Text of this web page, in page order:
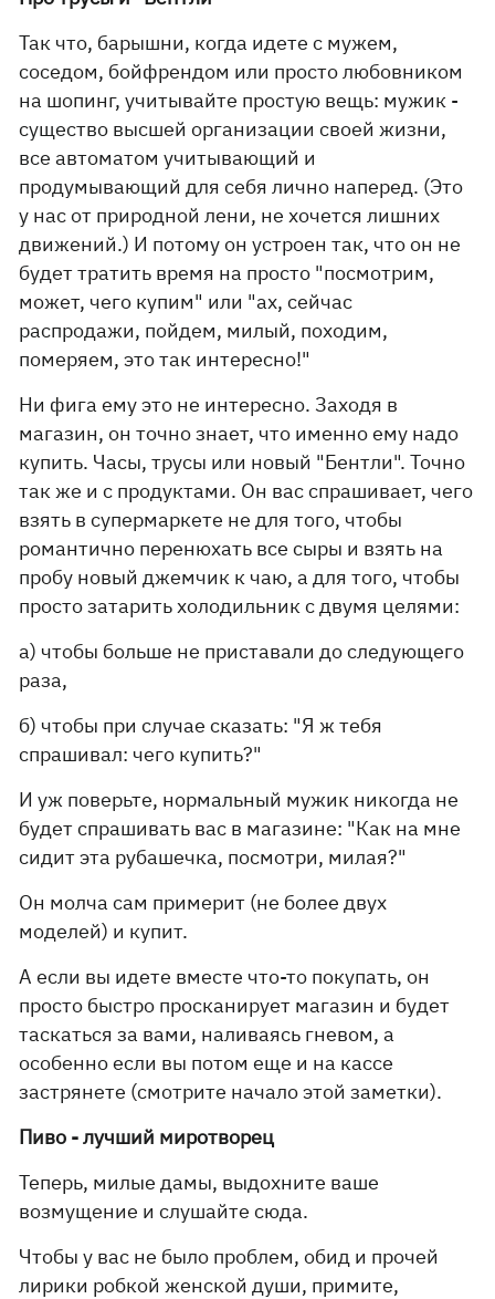
Так что, барышни, когда идете с мужем,
соседом, бойфрендом или просто любовником
на шопинг, учитывайте простую вещь: мужик -
существо высшей организации своей жизни,
все автоматом учитывающий и
продумывающий для себя лично наперед. (Это
у нас от природной лени, не хочется лишних
движений.) И потому он устроен так, что он не
будет тратить время на просто "посмотрим,
может, чего купим" или "ах, сейчас
распродажи, пойдем, милый, походим,
померяем, это так интересно!"
Ни фига ему это не интересно. Заходя в
магазин, он точно знает, что именно ему надо
купить. Часы, трусы или новый "Бентли". Точно
так же и с продуктами. Он вас спрашивает, чего
взять в супермаркете не для того, чтобы
романтично перенюхать все сыры и взять на
пробу новый джемчик к чаю, а для того, чтобы
просто затарить холодильник с двумя целями:
а) чтобы больше не приставали до следующего
раза,
б) чтобы при случае сказать: "Я ж тебя
спрашивал: чего купить?"
И уж поверьте, нормальный мужик никогда не
будет спрашивать вас в магазине: "Как на мне
сидит эта рубашечка, посмотри, милая?"
Он молча сам примерит (не более двух
моделей) и купит.
А если вы идете вместе что-то покупать, он
просто быстро просканирует магазин и будет
таскаться за вами, наливаясь гневом, а
особенно если вы потом еще и на кассе
застрянете (смотрите начало этой заметки).
Пиво - лучший миротворец
Теперь, милые дамы, выдохните ваше
возмущение и слушайте сюда.
Чтобы у вас не было проблем, обид и прочей
лирики робкой женской души, примите,